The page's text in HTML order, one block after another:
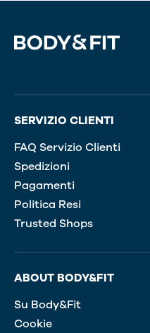
SERVIZIO CLIENTI
FAQ Servizio Clienti
Spedizioni
Pagamenti
Politica Resi
Trusted Shops
ABOUT BODY&FIT
Su Body&Fit
Cookie